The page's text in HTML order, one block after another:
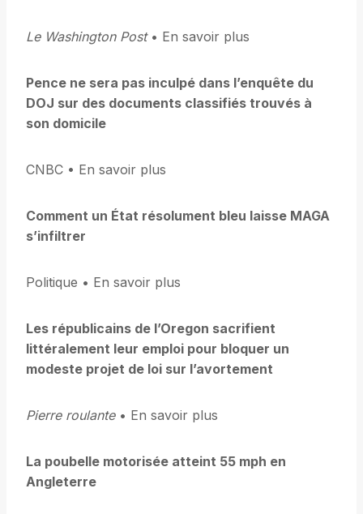
Le Washington Post• En savoir plus
Pence ne sera pas inculpé dans l’enquête du
DOJ sur des documents classifiés trouvés à
son domicile
CNBC • En savoir plus
Comment un État résolument bleu laisse MAGA
s’infiltrer
Politique • En savoir plus
Les républicains de l’Oregon sacrifient
littéralement leur emploi pour bloquer un
modeste projet de loi sur l’avortement
Pierre roulante• En savoir plus
La poubelle motorisée atteint 55 mph en
Angleterre